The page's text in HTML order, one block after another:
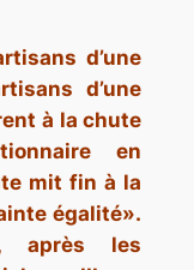
d’une
d’une
à la chute
en
mit fin à la
égalité».
après les